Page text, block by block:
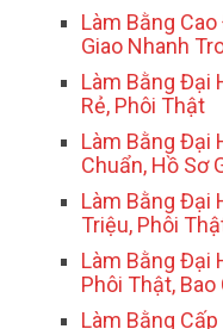
Làm Bằng
Giao Nhanh
Làm Bằng Đại
Rẻ, Phôi Thật
Làm Bằng Đại
Chuẩn, Hồ Sơ
Làm Bằng Đại
Triệu, Phôi
Làm Bằng Đại
Phôi Thật,
Làm Bằng